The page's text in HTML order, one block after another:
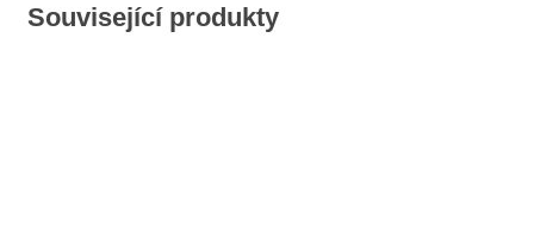
Související produkty